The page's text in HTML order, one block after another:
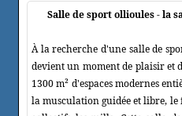
Salle de sport ollioules - la
À la recherche d'une salle de
devient un moment de plaisir et
1300 m² d'espaces modernes
la musculation guidée et libre,